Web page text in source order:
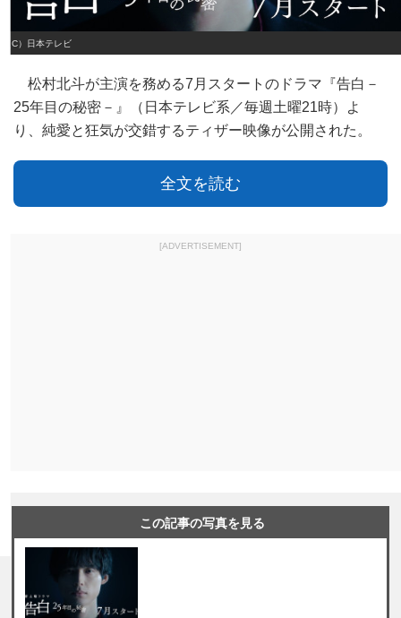
（C）日本テレビ
松村北斗が主演を務める7月スタートのドラマ『告白－
25年目の秘密－』（日本テレビ系／毎週土曜21時）よ
り、純愛と狂気が交錯するティザー映像が公開された。
全文を読む
[ADVERTISEMENT]
この記事の写真を見る